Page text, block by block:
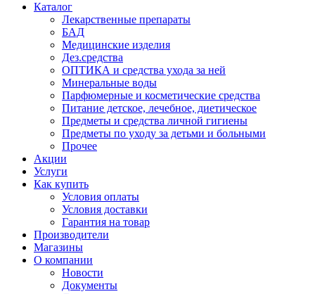
Каталог
Лекарственные препараты
БАД
Медицинские изделия
Дез.средства
ОПТИКА и средства ухода за ней
Минеральные воды
Парфюмерные и косметические средства
Питание детское, лечебное, диетическое
Предметы и средства личной гигиены
Предметы по уходу за детьми и больными
Прочее
Акции
Услуги
Как купить
Условия оплаты
Условия доставки
Гарантия на товар
Производители
Магазины
О компании
Новости
Документы